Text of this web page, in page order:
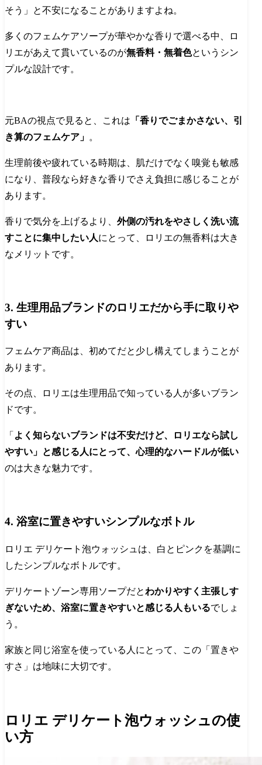
そう」と不安になることがありますよね。
多くのフェムケアソープが華やかな香りで選べる中、ロ
リエがあえて貫いているのが無香料・無着色というシン
プルな設計です。
元BAの視点で見ると、これは 「香りでごまかさない、引
き算のフェムケア」 。
生理前後や疲れている時期は、肌だけでなく嗅覚も敏感
になり、普段なら好きな香りでさえ負担に感じることが
あります。
香りで気分を上げるより、 外側の汚れをやさしく洗い流
すことに集中したい人にとって、ロリエの無香料は大き
なメリットです。
3. 生理用品ブランドのロリエだから手に取りや
すい
フェムケア商品は、初めてだと少し構えてしまうことが
あります。
その点、ロリエは生理用品で知っている人が多いブラン
ドです。
「 よく知らないブランドは不安だけど、ロリエなら試し
やすい」と感じる人にとって、心理的なハードルが低い
のは大きな魅力です。
4. 浴室に置きやすいシンプルなボトル
ロリエ デリケート泡ウォッシュは、白とピンクを基調に
したシンプルなボトルです。
デリケートゾーン専用ソープだとわかりやすく主張しす
ぎないため、浴室に置きやすいと感じる人もいるでしょ
う。
家族と同じ浴室を使っている人にとって、この「置きや
すさ」は地味に大切です。
ロリエ デリケート泡ウォッシュの使
い方